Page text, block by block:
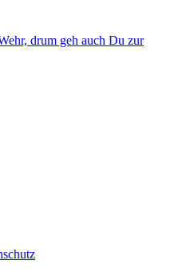
drum geh auch Du zur